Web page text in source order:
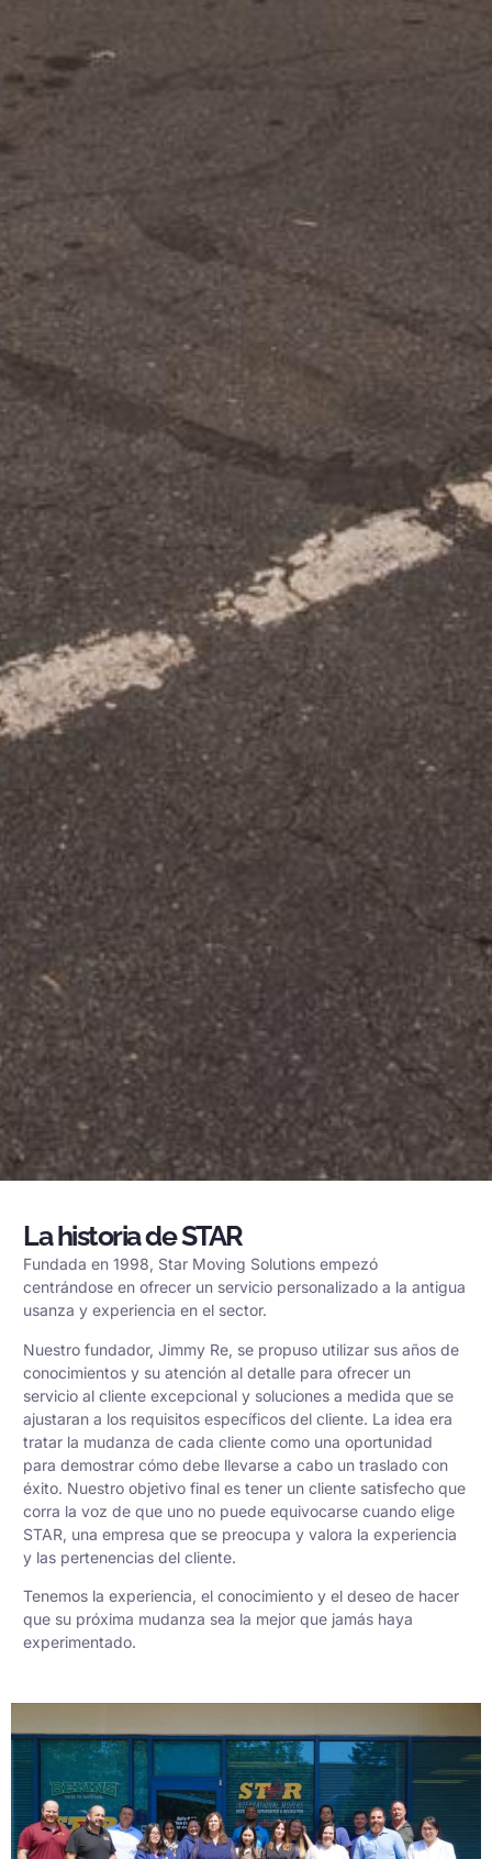
La historia de STAR
Fundada en 1998, Star Moving Solutions empezó
centrándose en ofrecer un servicio personalizado a la antigua
usanza y experiencia en el sector.
Nuestro fundador, Jimmy Re, se propuso utilizar sus años de
conocimientos y su atención al detalle para ofrecer un
servicio al cliente excepcional y soluciones a medida que se
ajustaran a los requisitos específicos del cliente. La idea era
tratar la mudanza de cada cliente como una oportunidad
para demostrar cómo debe llevarse a cabo un traslado con
éxito. Nuestro objetivo final es tener un cliente satisfecho que
corra la voz de que uno no puede equivocarse cuando elige
STAR, una empresa que se preocupa y valora la experiencia
y las pertenencias del cliente.
Tenemos la experiencia, el conocimiento y el deseo de hacer
que su próxima mudanza sea la mejor que jamás haya
experimentado.